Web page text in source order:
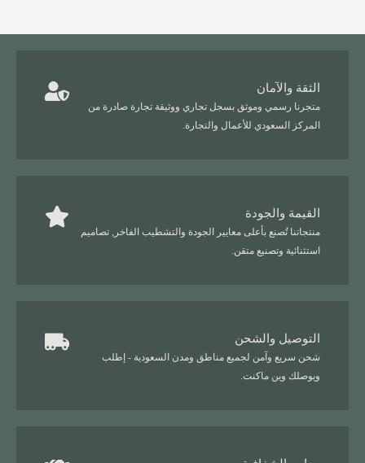
الثقة والآمان
متجرنا رسمي وموثق بسجل تجاري ووثيقة تجارة صادرة من
المركز السعودي للأعمال والتجارة.
القيمة والجودة
منتجاتنا تُصنع بأعلى معايير الجودة والتشطيب الفاخر, تصاميم
استثنائية وتصنيع متقن.
التوصيل والشحن
شحن سريع وآمن لجميع مناطق ومدن السعودية - إطلب
ويوصلك وين ماكنت.